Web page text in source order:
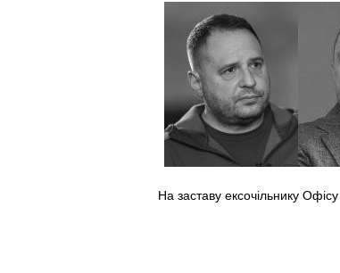
На заставу ексочільнику